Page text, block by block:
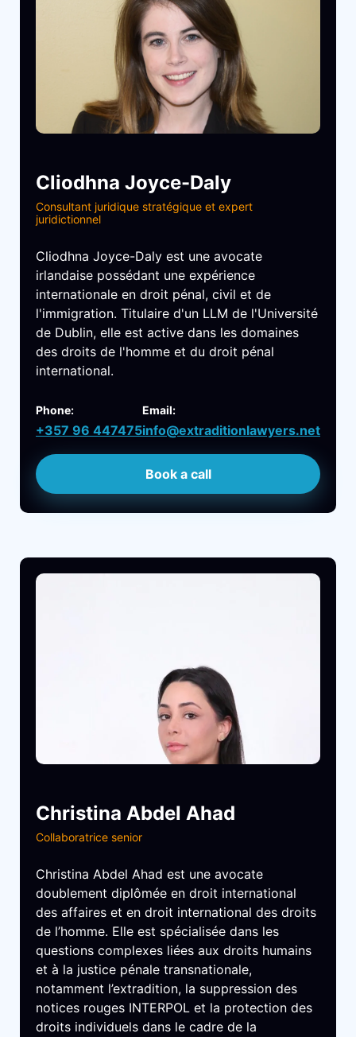
Cliodhna Joyce-Daly
Consultant juridique stratégique et expert
juridictionnel
Cliodhna Joyce-Daly est une avocate
irlandaise possédant une expérience
internationale en droit pénal, civil et de
l'immigration. Titulaire d'un LLM de l'Université
de Dublin, elle est active dans les domaines
des droits de l'homme et du droit pénal
international.
Phone:
+357 96 447475
Email:
info@extraditionlawyers.net
Book a call
Christina Abdel Ahad
Collaboratrice senior
Christina Abdel Ahad est une avocate
doublement diplômée en droit international
des affaires et en droit international des droits
de l’homme. Elle est spécialisée dans les
questions complexes liées aux droits humains
et à la justice pénale transnationale,
notamment l’extradition, la suppression des
notices rouges INTERPOL et la protection des
droits individuels dans le cadre de la